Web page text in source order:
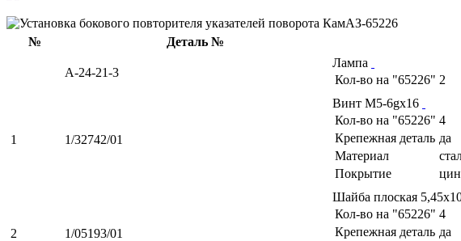
№ Деталь №
А-24-21-3
Лампа
Кол-во на "65226" 2
1 1/32742/01
Винт М5-6gх16
Кол-во на "65226" 4
Крепежная деталь да
Материал
Покрытие
2 1/05193/01
Шайба плоская
Кол-во на "65226" 4
Крепежная деталь да